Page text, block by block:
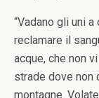
“Vadano gli uni
reclamare il
acque, che non
strade dove non
montagne.